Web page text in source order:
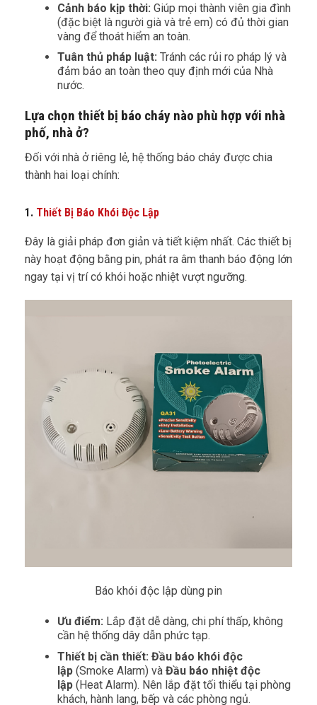
Cảnh báo kịp thời: Giúp mọi thành viên gia đình
(đặc biệt là người già và trẻ em) có đủ thời gian
vàng để thoát hiểm an toàn.
Tuân thủ pháp luật: Tránh các rủi ro pháp lý và
đảm bảo an toàn theo quy định mới của Nhà
nước.
Lựa chọn thiết bị báo cháy nào phù hợp với nhà
phố, nhà ở?
Đối với nhà ở riêng lẻ, hệ thống báo cháy được chia
thành hai loại chính:
1. Thiết Bị Báo Khói Độc Lập
Đây là giải pháp đơn giản và tiết kiệm nhất. Các thiết bị
này hoạt động bằng pin, phát ra âm thanh báo động lớn
ngay tại vị trí có khói hoặc nhiệt vượt ngưỡng.
Báo khói độc lập dùng pin
Ưu điểm: Lắp đặt dễ dàng, chi phí thấp, không
cần hệ thống dây dẫn phức tạp.
Thiết bị cần thiết: Đầu báo khói độc
lập(Smoke Alarm) và Đầu báo nhiệt độc
lập(Heat Alarm). Nên lắp đặt tối thiểu tại phòng
khách, hành lang, bếp và các phòng ngủ.